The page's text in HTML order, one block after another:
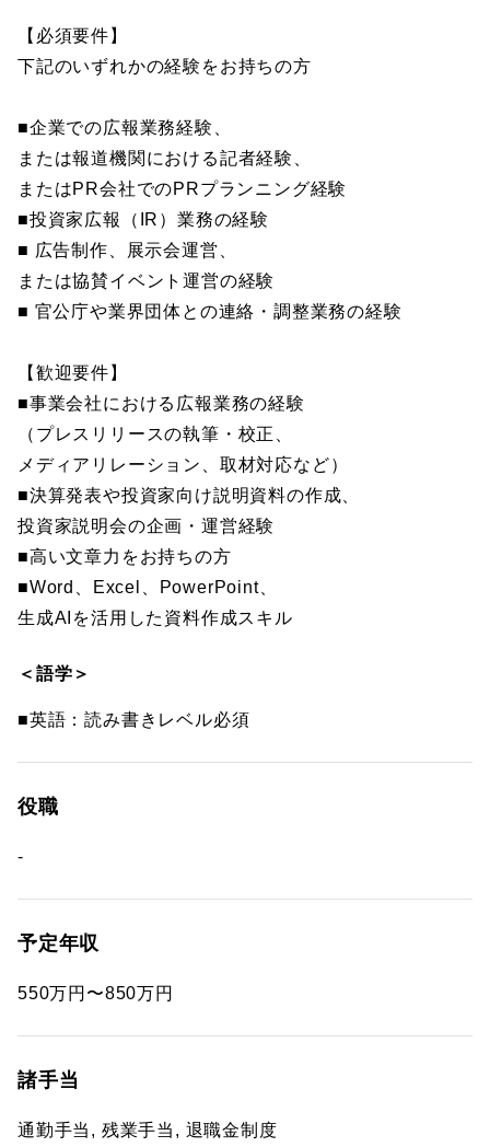
【必須要件】
下記のいずれかの経験をお持ちの方
■企業での広報業務経験、
または報道機関における記者経験、
またはPR会社でのPRプランニング経験
■投資家広報（IR）業務の経験
■ 広告制作、展示会運営、
または協賛イベント運営の経験
■ 官公庁や業界団体との連絡・調整業務の経験
【歓迎要件】
■事業会社における広報業務の経験
（プレスリリースの執筆・校正、
メディアリレーション、取材対応など）
■決算発表や投資家向け説明資料の作成、
投資家説明会の企画・運営経験
■高い文章力をお持ちの方
■Word、Excel、PowerPoint、
生成AIを活用した資料作成スキル
＜語学＞
■英語：読み書きレベル必須
役職
-
予定年収
550万円〜850万円
諸手当
通勤手当, 残業手当, 退職金制度